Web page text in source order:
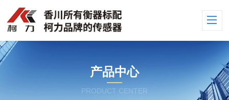
产品中心
PRODUCT CENTER